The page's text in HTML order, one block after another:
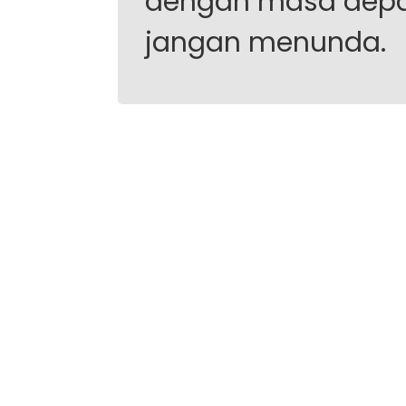
jangan menunda.